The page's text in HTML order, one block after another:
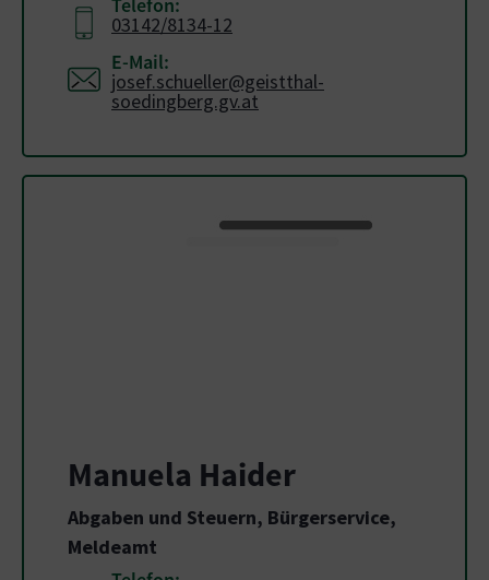
03142/8134-12
E-Mail:
josef.schueller@geistthal-
soedingberg.gv.at
Manuela Haider
Abgaben und Steuern, Bürgerservice,
Meldeamt